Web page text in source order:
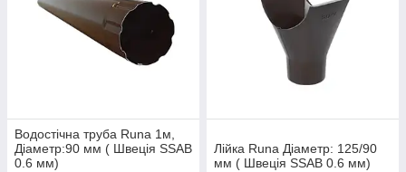
Водостічна труба Runa 1м,
Діаметр:90 мм ( Швеція SSAB
0.6 мм)
Лійка Runa Діаметр: 125/90
мм ( Швеція SSAB 0.6 мм)